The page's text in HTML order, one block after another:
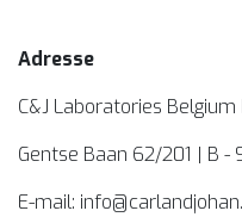
Adresse
C&J Laboratories Belgium
Gentse Baan 62/201 | B -
E-mail: